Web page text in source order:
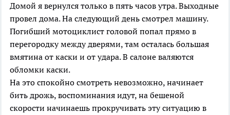
Домой я вернулся только в пять часов утра. Выходные
провел дома. На следующий день смотрел машину.
Погибший мотоциклист головой попал прямо в
перегородку между дверями, там осталась большая
вмятина от каски и от удара. В салоне валяются
обломки каски.
На это спокойно смотреть невозможно, начинает
бить дрожь, воспоминания идут, на бешеной
скорости начинаешь прокручивать эту ситуацию в